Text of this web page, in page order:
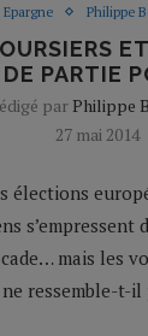
Epargne Philippe
PARTIE
par Philippe
27 mai 2014
élections
s’empressent
mais les
ressemble-t-